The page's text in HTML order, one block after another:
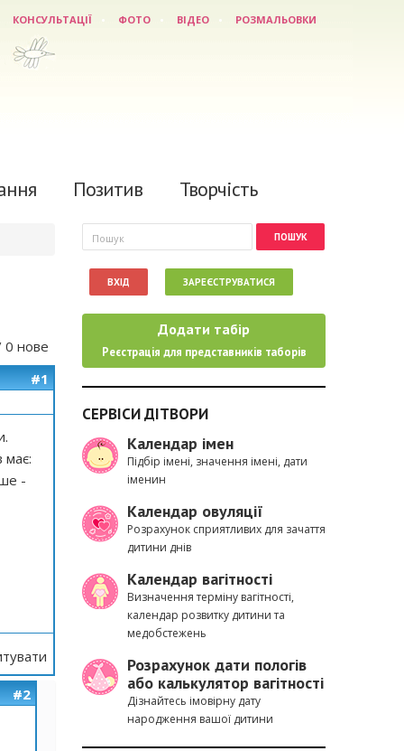
КОНСУЛЬТАЦІЇ ФОТО ВІДЕО РОЗМАЛЬОВКИ
Позитив Творчість
0 нове
#1
має:
-
#2
Пошукова форма
Пошук
ВХІД ЗАРЕЄСТРУВАТИСЯ
Додати табір
Реєстрація для представників таборів
СЕРВІСИ ДІТВОРИ
Календар імен
Підбір імені, значення імені, дати
іменин
Календар овуляції
Розрахунок сприятливих для зачаття
дитини днів
Календар вагітності
Визначення терміну вагітності,
календар розвитку дитини та
медобстежень
Розрахунок дати пологів
або калькулятор вагітності
Дізнайтесь імовірну дату
народження вашої дитини